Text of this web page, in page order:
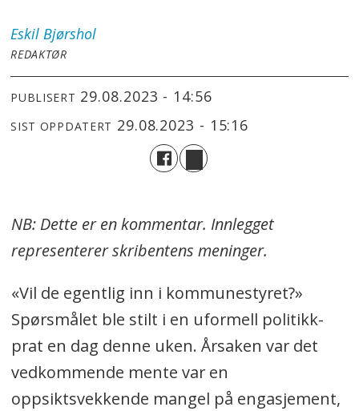
Eskil Bjørshol
REDAKTØR
PUBLISERT 29.08.2023 - 14:56
SIST OPPDATERT 29.08.2023 - 15:16
NB: Dette er en kommentar. Innlegget
representerer skribentens meninger.
«Vil de egentlig inn i kommunestyret?»
Spørsmålet ble stilt i en uformell politikk-
prat en dag denne uken. Årsaken var det
vedkommende mente var en
oppsiktsvekkende mangel på engasjement,